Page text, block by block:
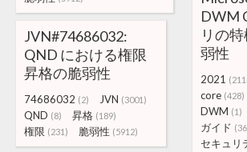
DWM
リの
弱性
2021
core (428)
DWM (1)
ガイド
セキュリ
JVN#74686032:
QND における権限
昇格の脆弱性
74686032 (2) JVN (3001)
QND (8) 昇格 (189)
権限 (231) 脆弱性 (5912)